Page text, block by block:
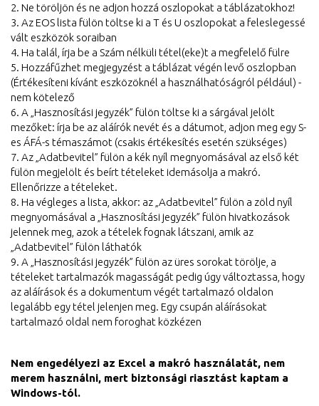
2. Ne töröljön és ne adjon hozzá oszlopokat a táblázatokhoz!
3. Az EOS lista fülön töltse ki a T és U oszlopokat a feleslegessé
vált eszközök soraiban
4. Ha talál, írja be a Szám nélküli tétel(eke)t a megfelelő fülre
5. Hozzáfűzhet megjegyzést a táblázat végén levő oszlopban
(Értékesíteni kívánt eszközöknél a használhatóságról például) -
nem kötelező
6. A „Hasznosítási jegyzék” fülön töltse ki a sárgával jelölt
mezőket: írja be az aláírók nevét és a dátumot, adjon meg egy S-
es ÁFÁ-s témaszámot (csakis értékesítés esetén szükséges)
7. Az „Adatbevitel” fülön a kék nyíl megnyomásával az első két
fülön megjelölt és beírt tételeket idemásolja a makró.
Ellenőrizze a tételeket.
8. Ha végleges a lista, akkor: az „Adatbevitel” fülön a zöld nyíl
megnyomásával a „Hasznosítási jegyzék” fülön hivatkozások
jelennek meg, azok a tételek fognak látszani, amik az
„Adatbevitel” fülön láthatók
9. A „Hasznosítási jegyzék” fülön az üres sorokat törölje, a
tételeket tartalmazók magasságát pedig úgy változtassa, hogy
az aláírások és a dokumentum végét tartalmazó oldalon
legalább egy tétel jelenjen meg. Egy csupán aláírásokat
tartalmazó oldal nem foroghat közkézen
Nem engedélyezi az Excel a makró használatát, nem
merem használni, mert biztonsági riasztást kaptam a
Windows-tól.